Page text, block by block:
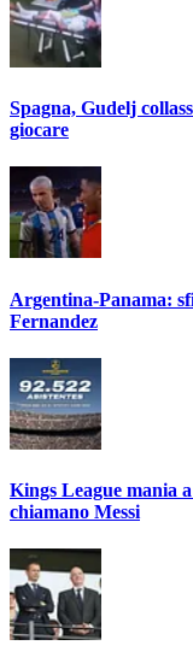
Spagna, Gudelj
giocare
Argentina-Panama:
Fernandez
Kings League mania
chiamano Messi